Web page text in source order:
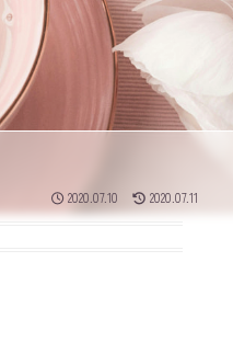
2020.07.10 2020.07.11